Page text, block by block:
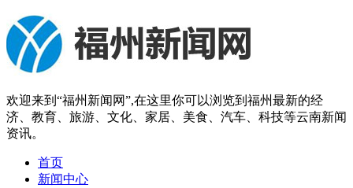
欢迎来到“福州新闻网”,在这里你可以浏览到福州最新的经
济、教育、旅游、文化、家居、美食、汽车、科技等云南新闻
资讯。
首页
新闻中心